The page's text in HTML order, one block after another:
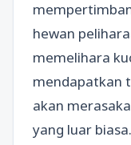
hewan
memelihara
mendapatkan
akan
yang luar biasa.